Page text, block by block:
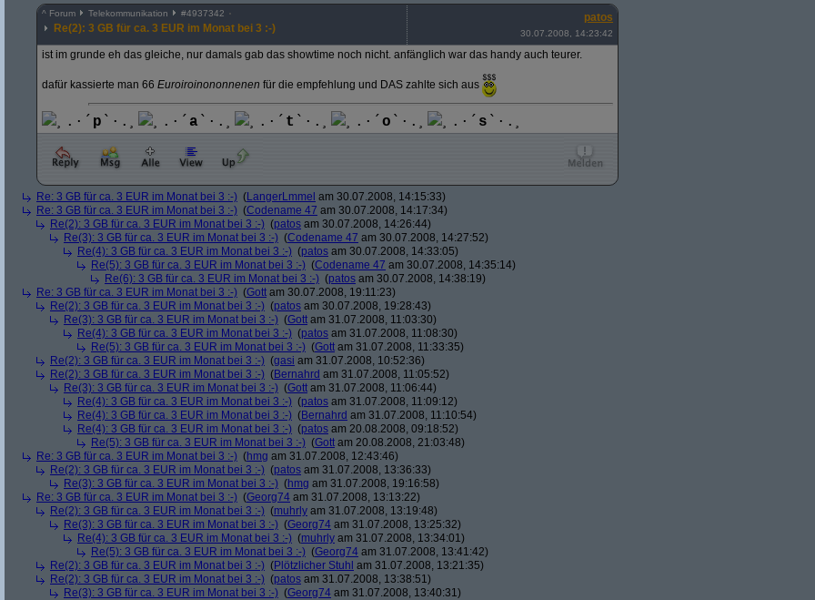
^ Forum Telekommunikation #4937342
Re(2): 3 GB für ca. 3 EUR im Monat bei 3 :-)
patos
30.07.2008, 14:23:42
ist im grunde eh das gleiche, nur damals gab das showtime noch nicht. anfänglich war das handy auch teurer.
dafür kassierte man 66 Euroiroinononnenen für die empfehlung und DAS zahlte sich aus
¸.·´ p `·.¸ ¸.·´ a `·.¸ ¸.·´ t `·.¸ ¸.·´ o `·.¸ ¸.·´ s `·.¸
Re: 3 GB für ca. 3 EUR im Monat bei 3 :-) (LangerLmmel am 30.07.2008, 14:15:33)
Re: 3 GB für ca. 3 EUR im Monat bei 3 :-) (Codename 47 am 30.07.2008, 14:17:34)
Re(2): 3 GB für ca. 3 EUR im Monat bei 3 :-) (patos am 30.07.2008, 14:26:44)
Re(3): 3 GB für ca. 3 EUR im Monat bei 3 :-) (Codename 47 am 30.07.2008, 14:27:52)
Re(4): 3 GB für ca. 3 EUR im Monat bei 3 :-) (patos am 30.07.2008, 14:33:05)
Re(5): 3 GB für ca. 3 EUR im Monat bei 3 :-) (Codename 47 am 30.07.2008, 14:35:14)
Re(6): 3 GB für ca. 3 EUR im Monat bei 3 :-) (patos am 30.07.2008, 14:38:19)
Re: 3 GB für ca. 3 EUR im Monat bei 3 :-) (Gott am 30.07.2008, 19:11:23)
Re(2): 3 GB für ca. 3 EUR im Monat bei 3 :-) (patos am 30.07.2008, 19:28:43)
Re(3): 3 GB für ca. 3 EUR im Monat bei 3 :-) (Gott am 31.07.2008, 11:03:30)
Re(4): 3 GB für ca. 3 EUR im Monat bei 3 :-) (patos am 31.07.2008, 11:08:30)
Re(5): 3 GB für ca. 3 EUR im Monat bei 3 :-) (Gott am 31.07.2008, 11:33:35)
Re(2): 3 GB für ca. 3 EUR im Monat bei 3 :-) (gasi am 31.07.2008, 10:52:36)
Re(2): 3 GB für ca. 3 EUR im Monat bei 3 :-) (Bernahrd am 31.07.2008, 11:05:52)
Re(3): 3 GB für ca. 3 EUR im Monat bei 3 :-) (Gott am 31.07.2008, 11:06:44)
Re(4): 3 GB für ca. 3 EUR im Monat bei 3 :-) (patos am 31.07.2008, 11:09:12)
Re(4): 3 GB für ca. 3 EUR im Monat bei 3 :-) (Bernahrd am 31.07.2008, 11:10:54)
Re(4): 3 GB für ca. 3 EUR im Monat bei 3 :-) (patos am 20.08.2008, 09:18:52)
Re(5): 3 GB für ca. 3 EUR im Monat bei 3 :-) (Gott am 20.08.2008, 21:03:48)
Re: 3 GB für ca. 3 EUR im Monat bei 3 :-) (hmg am 31.07.2008, 12:43:46)
Re(2): 3 GB für ca. 3 EUR im Monat bei 3 :-) (patos am 31.07.2008, 13:36:33)
Re(3): 3 GB für ca. 3 EUR im Monat bei 3 :-) (hmg am 31.07.2008, 19:16:58)
Re: 3 GB für ca. 3 EUR im Monat bei 3 :-) (Georg74 am 31.07.2008, 13:13:22)
Re(2): 3 GB für ca. 3 EUR im Monat bei 3 :-) (muhrly am 31.07.2008, 13:19:48)
Re(3): 3 GB für ca. 3 EUR im Monat bei 3 :-) (Georg74 am 31.07.2008, 13:25:32)
Re(4): 3 GB für ca. 3 EUR im Monat bei 3 :-) (muhrly am 31.07.2008, 13:34:01)
Re(5): 3 GB für ca. 3 EUR im Monat bei 3 :-) (Georg74 am 31.07.2008, 13:41:42)
Re(2): 3 GB für ca. 3 EUR im Monat bei 3 :-) (Plötzlicher Stuhl am 31.07.2008, 13:21:35)
Re(2): 3 GB für ca. 3 EUR im Monat bei 3 :-) (patos am 31.07.2008, 13:38:51)
Re(3): 3 GB für ca. 3 EUR im Monat bei 3 :-) (Georg74 am 31.07.2008, 13:40:31)